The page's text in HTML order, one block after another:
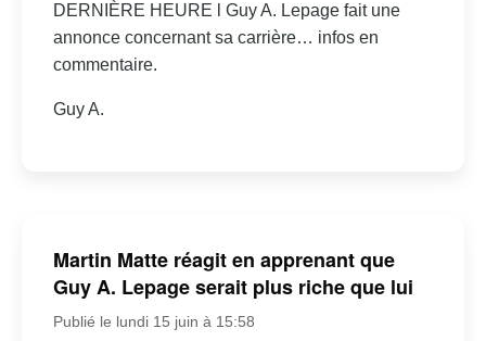
DERNIÈRE HEURE l Guy A. Lepage fait une
annonce concernant sa carrière… infos en
commentaire.
Guy A.
Martin Matte réagit en apprenant que
Guy A. Lepage serait plus riche que lui
Publié le lundi 15 juin à 15:58